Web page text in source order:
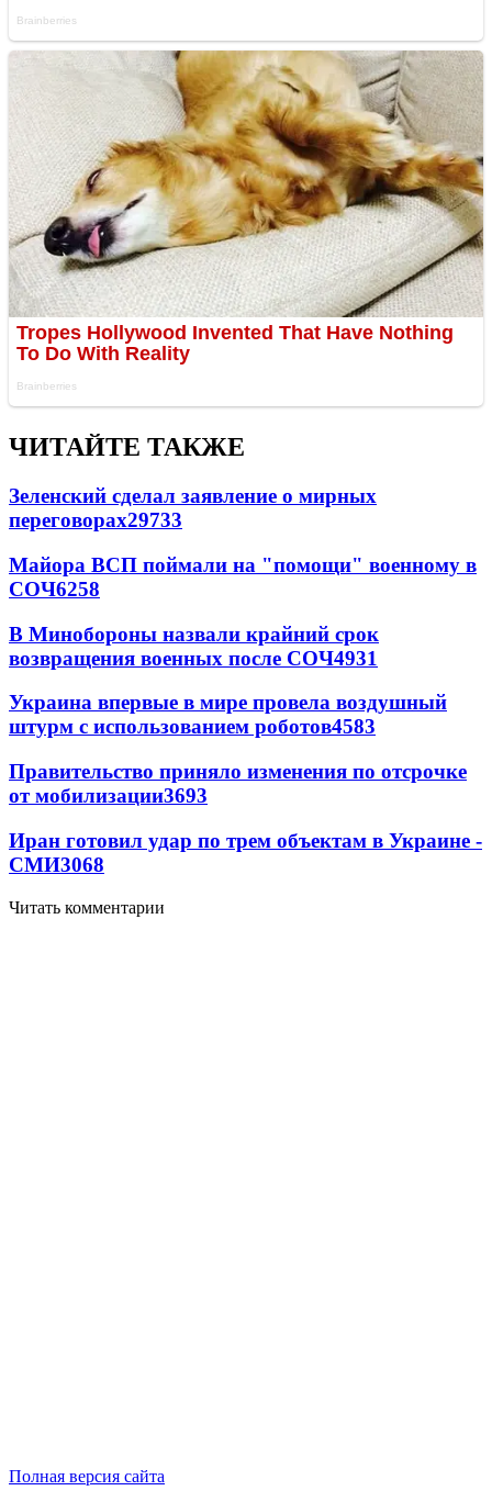
ЧИТАЙТЕ ТАКЖЕ
Зеленский сделал заявление о мирных
переговорах29733
Майора ВСП поймали на "помощи" военному в
СОЧ6258
В Минобороны назвали крайний срок
возвращения военных после СОЧ4931
Украина впервые в мире провела воздушный
штурм с использованием роботов4583
Правительство приняло изменения по отсрочке
от мобилизации3693
Иран готовил удар по трем объектам в Украине -
СМИ3068
Читать комментарии
Полная версия сайта